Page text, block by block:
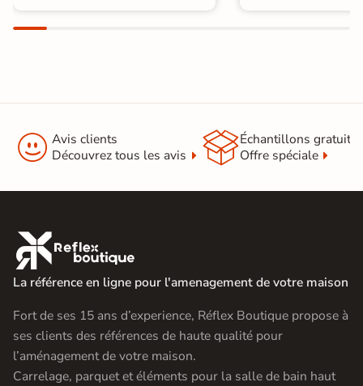
 Avis clients
Découvrez tous les avis
Échantillons gratuit
Offre spéciale

La référence en ligne pour l'amenagement de votre maison
Fort de ses 15 ans d’experience, Réflex Boutique propose à
ses clients des références de haute qualité pour
l’aménagement de votre maison.
Carrelage, parquet et éléments pour la salle de bain haut